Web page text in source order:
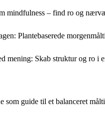
mindfulness – find ro og
Plantebaserede
mening: Skab struktur og ro i
som guide til et balanceret